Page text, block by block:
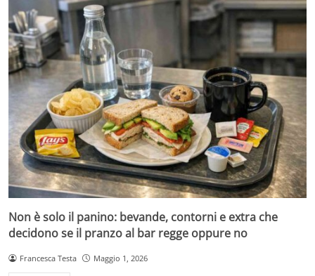
Non è solo il panino: bevande, contorni e extra che
decidono se il pranzo al bar regge oppure no
Francesca Testa Maggio 1, 2026